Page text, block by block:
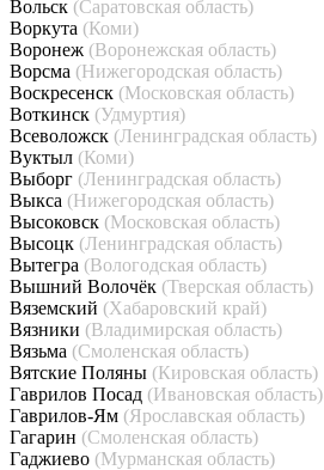
Вольск (Саратовская область)
Воркута (Коми)
Воронеж (Воронежская область)
Ворсма (Нижегородская область)
Воскресенск (Московская область)
Воткинск (Удмуртия)
Всеволожск (Ленинградская область)
Вуктыл (Коми)
Выборг (Ленинградская область)
Выкса (Нижегородская область)
Высоковск (Московская область)
Высоцк (Ленинградская область)
Вытегра (Вологодская область)
Вышний Волочёк (Тверская область)
Вяземский (Хабаровский край)
Вязники (Владимирская область)
Вязьма (Смоленская область)
Вятские Поляны (Кировская область)
Гаврилов Посад (Ивановская область)
Гаврилов-Ям (Ярославская область)
Гагарин (Смоленская область)
Гаджиево (Мурманская область)